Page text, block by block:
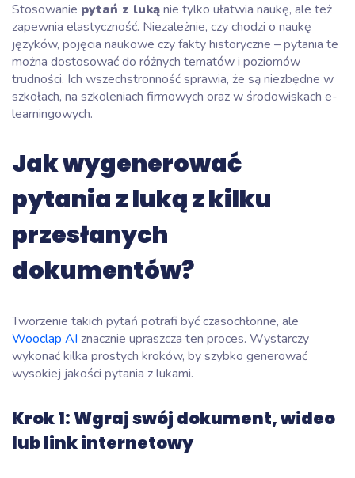
Stosowanie pytań z lukąnie tylko ułatwia naukę, ale też
zapewnia elastyczność. Niezależnie, czy chodzi o naukę
języków, pojęcia naukowe czy fakty historyczne – pytania te
można dostosować do różnych tematów i poziomów
trudności. Ich wszechstronność sprawia, że są niezbędne w
szkołach, na szkoleniach firmowych oraz w środowiskach e-
learningowych.
Jak wygenerować
pytania z luką z kilku
przesłanych
dokumentów?
Tworzenie takich pytań potrafi być czasochłonne, ale
Wooclap AI znacznie upraszcza ten proces. Wystarczy
wykonać kilka prostych kroków, by szybko generować
wysokiej jakości pytania z lukami.
Krok 1: Wgraj swój dokument, wideo
lub link internetowy